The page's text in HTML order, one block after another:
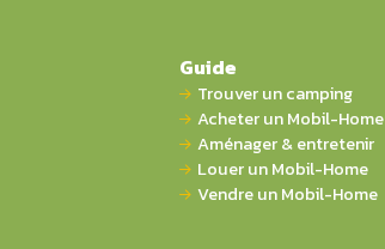
Guide
Trouver un camping
Acheter un Mobil-Home
Aménager & entretenir
Louer un Mobil-Home
Vendre un Mobil-Home